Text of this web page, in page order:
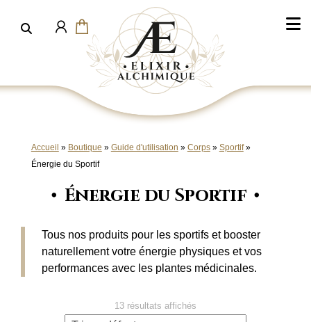
Accueil » Boutique » Guide d'utilisation » Corps» Sportif»
Énergie du Sportif
Énergie du Sportif
Tous nos produits pour les sportifs et booster
naturellement votre énergie physiques et vos
performances avec les plantes médicinales.
13 résultats affichés